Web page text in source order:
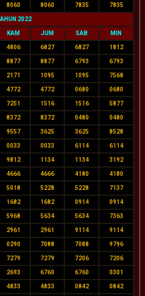
8060 8060 7835 7835
2022
KAM JUM SAB MIN
4806 6827 6827 1812
8877 8877 6793 6793
2171 1095 1095 7568
4772 4772 0680 0680
7251 1516 1516 5877
8372 8372 0480 0480
9557 3625 3625 8528
0033 0033 6114 6114
9812 1134 1134 3192
4666 4666 4180 4180
5018 5228 5228 7137
1682 1682 0914 0914
5968 5634 5634 7363
2961 2961 9114 9114
0290 7088 7088 9796
7279 7279 7206 7206
2693 6760 6760 0301
4833 4833 0842 0842